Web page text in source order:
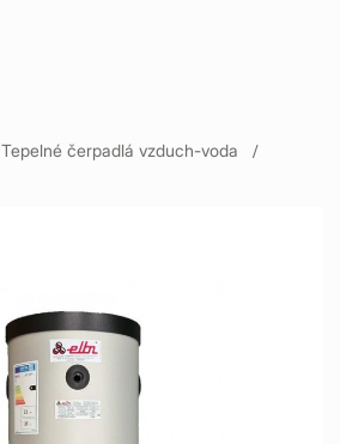
Tepelné čerpadlá vzduch-voda